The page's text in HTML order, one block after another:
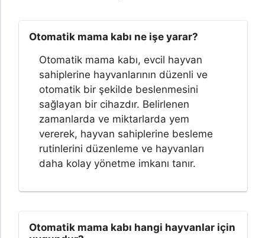
Otomatik mama kabı ne işe yarar?
Otomatik mama kabı, evcil hayvan
sahiplerine hayvanlarının düzenli ve
otomatik bir şekilde beslenmesini
sağlayan bir cihazdır. Belirlenen
zamanlarda ve miktarlarda yem
vererek, hayvan sahiplerine besleme
rutinlerini düzenleme ve hayvanları
daha kolay yönetme imkanı tanır.
Otomatik mama kabı hangi hayvanlar için